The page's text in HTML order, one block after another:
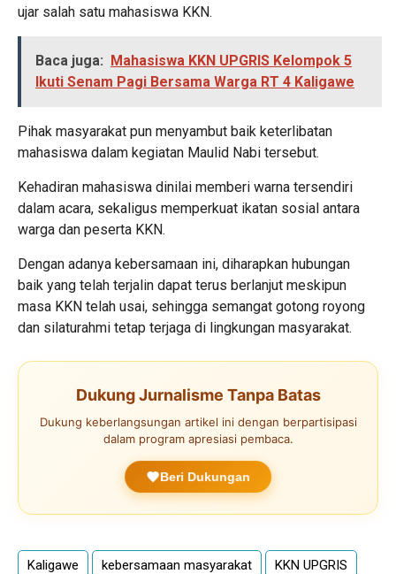
ujar salah satu mahasiswa KKN.
Baca juga: Mahasiswa KKN UPGRIS Kelompok 5
Ikuti Senam Pagi Bersama Warga RT 4 Kaligawe
Pihak masyarakat pun menyambut baik keterlibatan
mahasiswa dalam kegiatan Maulid Nabi tersebut.
Kehadiran mahasiswa dinilai memberi warna tersendiri
dalam acara, sekaligus memperkuat ikatan sosial antara
warga dan peserta KKN.
Dengan adanya kebersamaan ini, diharapkan hubungan
baik yang telah terjalin dapat terus berlanjut meskipun
masa KKN telah usai, sehingga semangat gotong royong
dan silaturahmi tetap terjaga di lingkungan masyarakat.
Dukung Jurnalisme Tanpa Batas
Dukung keberlangsungan artikel ini dengan berpartisipasi
dalam program apresiasi pembaca.
Beri Dukungan
Kaligawe kebersamaan masyarakat KKN UPGRIS